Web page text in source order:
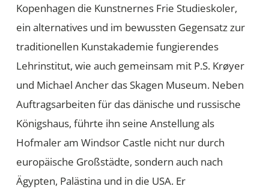
Kopenhagen die Kunstnernes Frie Studieskoler,
ein alternatives und im bewussten Gegensatz zur
traditionellen Kunstakademie fungierendes
Lehrinstitut, wie auch gemeinsam mit P.S. Krøyer
und Michael Ancher das Skagen Museum. Neben
Auftragsarbeiten für das dänische und russische
Königshaus, führte ihn seine Anstellung als
Hofmaler am Windsor Castle nicht nur durch
europäische Großstädte, sondern auch nach
Ägypten, Palästina und in die USA. Er